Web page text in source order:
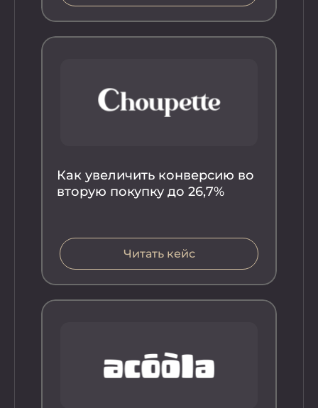
Как увеличить конверсию во
вторую покупку до 26,7%
Читать кейс